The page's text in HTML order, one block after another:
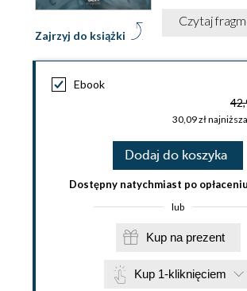
Zajrzyj do książki
Czytaj
Ebook
30,09 zł
Dodaj do koszyka
Dostępny natychmiast po
lub
Kup na prezent
Kup 1-kliknięciem